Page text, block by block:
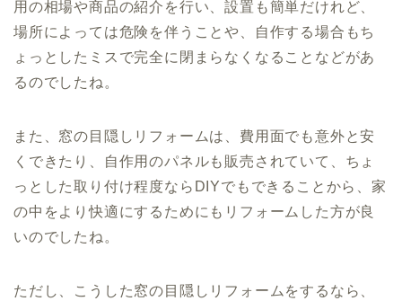
用の相場や商品の紹介を行い、設置も簡単だけれど、
場所によっては危険を伴うことや、自作する場合もち
ょっとしたミスで完全に閉まらなくなることなどがあ
るのでしたね。
また、窓の目隠しリフォームは、費用面でも意外と安
くできたり、自作用のパネルも販売されていて、ちょ
っとした取り付け程度ならDIYでもできることから、家
の中をより快適にするためにもリフォームした方が良
いのでしたね。
ただし、こうした窓の目隠しリフォームをするなら、